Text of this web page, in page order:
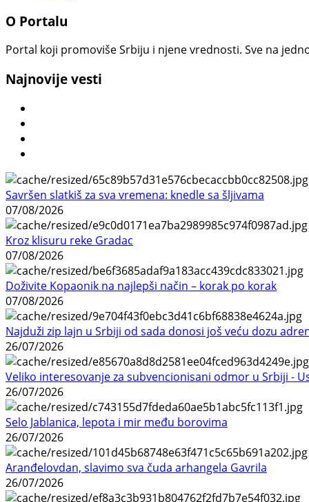
O Portalu
Portal koji promoviše Srbiju i njene vrednosti. Sve na
Najnovije vesti
Savršen slatkiš za sva vremena: knedle sa šljivama
07/08/2026
Kroz klisuru reke Gradac
07/08/2026
Doživite Kopaonik na najlepši način – korak po korak
07/08/2026
Najduži zip lajn u Srbiji od sada donosi još veću dozu
26/07/2026
Veliko interesovanje za subvencionisani odmor u Srbiji -
26/07/2026
Selo Jablanica, lepota i mir među borovima
26/07/2026
Aranđelovdan, slavimo sva čuda arhangela Gavrila
26/07/2026